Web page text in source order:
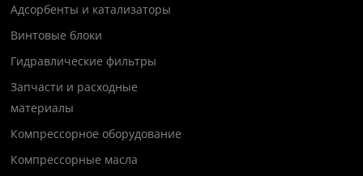
Адсорбенты и катализаторы
Винтовые блоки
Гидравлические фильтры
Запчасти и расходные
материалы
Компрессорное оборудование
Компрессорные масла